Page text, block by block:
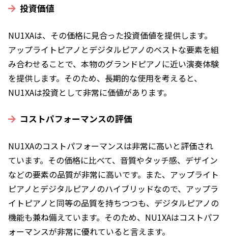
投資価値
NU1XAは、その価格に見合った投資価値を提供します。
アップライトピアノとデジタルピアノのベストな要素を組
み合わせることで、本物のグランドピアノに近い演奏体験
を提供します。そのため、長期的な使用を考えると、
NU1XAは投資として非常に価値があります。
コストパフォーマンスの評価
NU1XAのコストパフォーマンスは非常に高いと評価され
ています。その価格に比べて、音質やタッチ感、デザイン
などの要素の品質が非常に高いです。また、アップライト
ピアノとデジタルピアノのハイブリッドなので、アップラ
イトピアノと同等の品質を持ちつつも、デジタルピアノの
機能も兼ね備えています。そのため、NU1XAはコストパフ
ォーマンスが非常に優れていると言えます。